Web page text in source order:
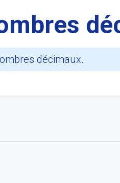
décimaux.